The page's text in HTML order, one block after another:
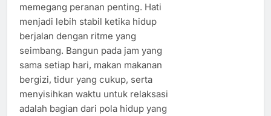
memegang peranan penting. Hati
menjadi lebih stabil ketika hidup
berjalan dengan ritme yang
seimbang. Bangun pada jam yang
sama setiap hari, makan makanan
bergizi, tidur yang cukup, serta
menyisihkan waktu untuk relaksasi
adalah bagian dari pola hidup yang